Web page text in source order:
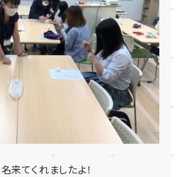
来てくれましたよ！